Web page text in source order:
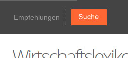
Empfehlungen